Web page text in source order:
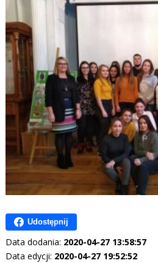
Udostępnij
Data dodania: 2020-04-27 13:58:57
Data edycji: 2020-04-27 19:52:52